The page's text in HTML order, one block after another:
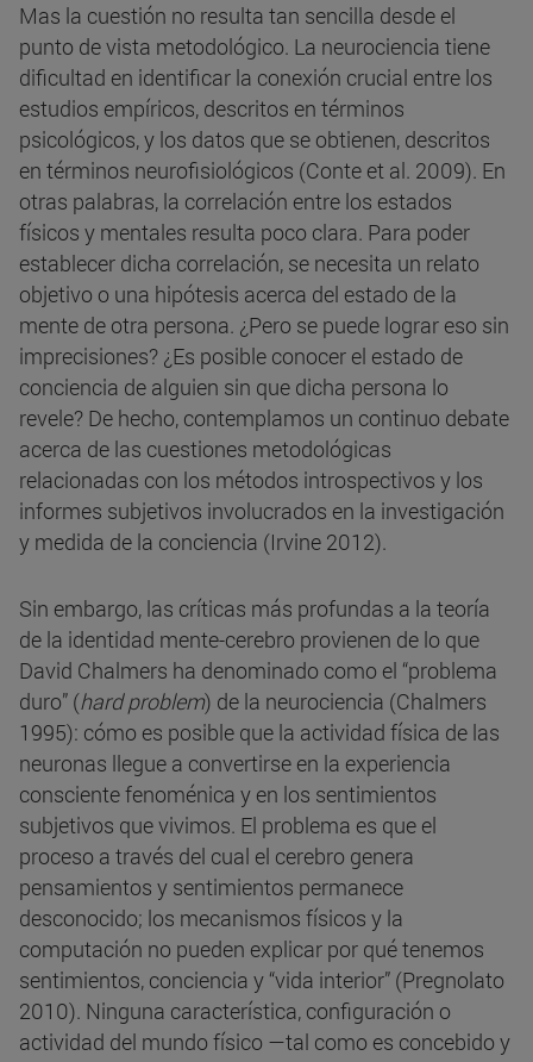
Mas la cuestión no resulta tan sencilla desde el
punto de vista metodológico. La neurociencia tiene
dificultad en identificar la conexión crucial entre los
estudios empíricos, descritos en términos
psicológicos, y los datos que se obtienen, descritos
en términos neurofisiológicos (Conte et al. 2009). En
otras palabras, la correlación entre los estados
físicos y mentales resulta poco clara. Para poder
establecer dicha correlación, se necesita un relato
objetivo o una hipótesis acerca del estado de la
mente de otra persona. ¿Pero se puede lograr eso sin
imprecisiones? ¿Es posible conocer el estado de
conciencia de alguien sin que dicha persona lo
revele? De hecho, contemplamos un continuo debate
acerca de las cuestiones metodológicas
relacionadas con los métodos introspectivos y los
informes subjetivos involucrados en la investigación
y medida de la conciencia (Irvine 2012).
Sin embargo, las críticas más profundas a la teoría
de la identidad mente-cerebro provienen de lo que
David Chalmers ha denominado como el “problema
duro” (hard problem) de la neurociencia (Chalmers
1995): cómo es posible que la actividad física de las
neuronas llegue a convertirse en la experiencia
consciente fenoménica y en los sentimientos
subjetivos que vivimos. El problema es que el
proceso a través del cual el cerebro genera
pensamientos y sentimientos permanece
desconocido; los mecanismos físicos y la
computación no pueden explicar por qué tenemos
sentimientos, conciencia y “vida interior” (Pregnolato
2010). Ninguna característica, configuración o
actividad del mundo físico —tal como es concebido y